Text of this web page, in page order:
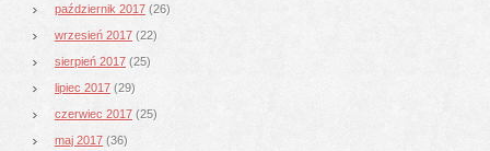
październik 2017 (26)
wrzesień 2017 (22)
sierpień 2017 (25)
lipiec 2017 (29)
czerwiec 2017 (25)
maj 2017 (36)